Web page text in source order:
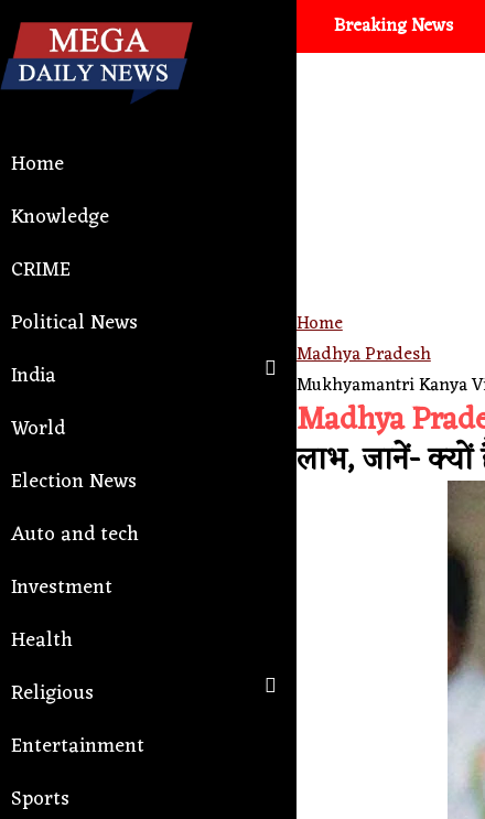
Home
Knowledge
CRIME
Political News
India
World
Election News
Auto and tech
Investment
Health
Religious
Entertainment
Sports
Breaking News
Home
Madhya Pradesh
Mukhyamantri Kanya
Madhya
लाभ, जानें-